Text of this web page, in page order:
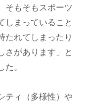
そもそもスポーツ
しまっていること
れてしまったり
さがあります」と
。
ティ（多様性）